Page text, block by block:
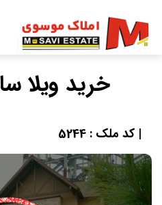
خرید ویلا
| کد ملک : 5244